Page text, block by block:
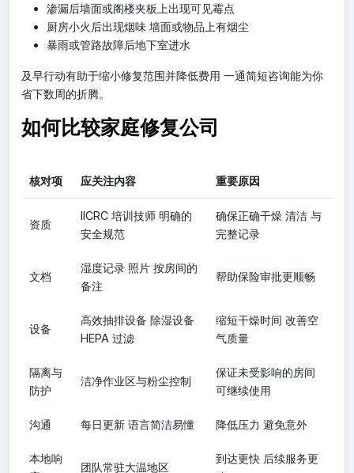
渗漏后墙面或阁楼夹板上出现可见霉点
厨房小火后出现烟味 墙面或物品上有烟尘
暴雨或管路故障后地下室进水
及早行动有助于缩小修复范围并降低费用 一通简短咨询能为你
省下数周的折腾。
如何比较家庭修复公司
核对项 应关注内容 重要原因
资质
IICRC 培训技师 明确的
安全规范
确保正确干燥 清洁 与
完整记录
文档
湿度记录 照片 按房间的
备注
帮助保险审批更顺畅
设备
高效抽排设备 除湿设备
HEPA 过滤
缩短干燥时间 改善空
气质量
隔离与
防护
洁净作业区与粉尘控制
保证未受影响的房间
可继续使用
沟通 每日更新 语言简洁易懂 降低压力 避免意外
本地响
团队常驻大温地区
到达更快 后续服务更